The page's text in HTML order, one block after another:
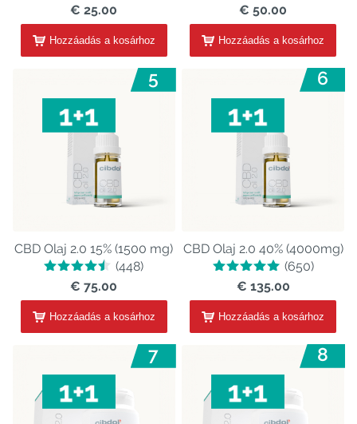
€ 25.00
Hozzáadás a kosárhoz
€ 50.00
Hozzáadás a kosárhoz
5
CBD Olaj 2.0 15% (1500 mg)
(448)
€ 75.00
Hozzáadás a kosárhoz
6
CBD Olaj 2.0 40% (4000mg)
(650)
€ 135.00
Hozzáadás a kosárhoz
7 8